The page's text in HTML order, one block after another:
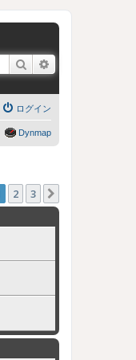
検索
ログイン
Dynmap
2 3